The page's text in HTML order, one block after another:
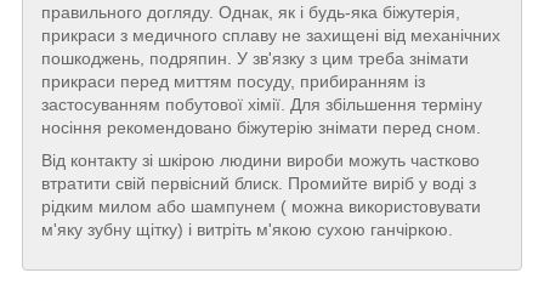
правильного догляду. Однак, як і будь-яка біжутерія,
прикраси з медичного сплаву не захищені від механічних
пошкоджень, подряпин. У зв'язку з цим треба знімати
прикраси перед миттям посуду, прибиранням із
застосуванням побутової хімії. Для збільшення терміну
носіння рекомендовано біжутерію знімати перед сном.
Від контакту зі шкірою людини вироби можуть частково
втратити свій первісний блиск. Промийте виріб у воді з
рідким милом або шампунем ( можна використовувати
м'яку зубну щітку) і витріть м'якою сухою ганчіркою.